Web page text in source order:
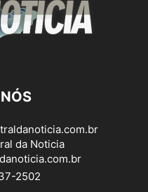
da Noticia
2502